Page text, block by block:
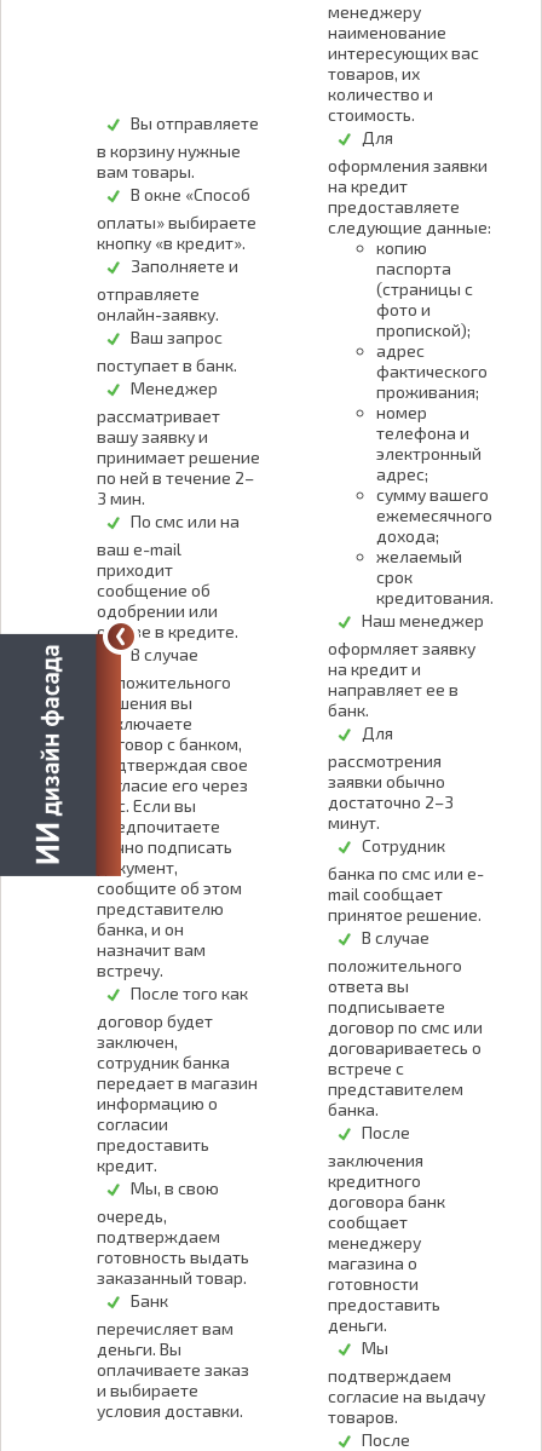
Вы отправляете
в корзину нужные
вам товары.
В окне «Способ
оплаты» выбираете
кнопку «в кредит».
Заполняете и
отправляете
онлайн-заявку.
Ваш запрос
поступает в банк.
Менеджер
рассматривает
вашу заявку и
принимает решение
по ней в течение 2–
3 мин.
По смс или на
ваш e-mail
приходит
сообщение об
одобрении или
отказе в кредите.
В случае
положительного
решения вы
заключаете
договор с банком,
подтверждая свое
согласие его через
смс. Если вы
предпочитаете
лично подписать
документ,
сообщите об этом
представителю
банка, и он
назначит вам
встречу.
После того как
договор будет
заключен,
сотрудник банка
передает в магазин
информацию о
согласии
предоставить
кредит.
Мы, в свою
очередь,
подтверждаем
готовность выдать
заказанный товар.
Банк
перечисляет вам
деньги. Вы
оплачиваете заказ
и выбираете
условия доставки.
менеджеру
наименование
интересующих вас
товаров, их
количество и
стоимость.
Для
оформления заявки
на кредит
предоставляете
следующие данные:
копию
паспорта
(страницы с
фото и
пропиской);
адрес
фактического
проживания;
номер
телефона и
электронный
адрес;
сумму вашего
ежемесячного
дохода;
желаемый
срок
кредитования.
Наш менеджер
оформляет заявку
на кредит и
направляет ее в
банк.
Для
рассмотрения
заявки обычно
достаточно 2–3
минут.
Сотрудник
банка по смс или e-
mail сообщает
принятое решение.
В случае
положительного
ответа вы
подписываете
договор по смс или
договариваетесь о
встрече с
представителем
банка.
После
заключения
кредитного
договора банк
сообщает
менеджеру
магазина о
готовности
предоставить
деньги.
Мы
подтверждаем
согласие на выдачу
товаров.
После